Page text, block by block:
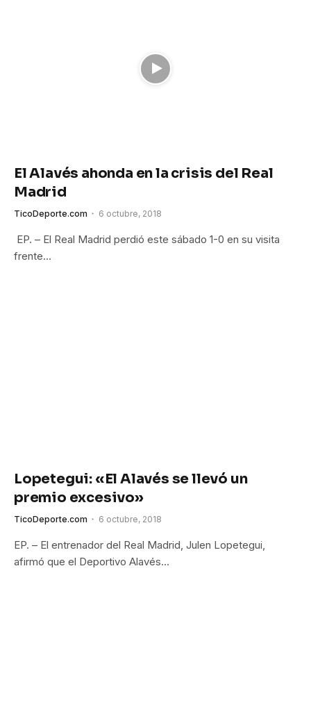
El Alavés ahonda en la crisis del Real
Madrid
TicoDeporte.com 6 octubre, 2018
EP. – El Real Madrid perdió este sábado 1-0 en su visita
frente…
Lopetegui: «El Alavés se llevó un
premio excesivo»
TicoDeporte.com 6 octubre, 2018
EP. – El entrenador del Real Madrid, Julen Lopetegui,
afirmó que el Deportivo Alavés…